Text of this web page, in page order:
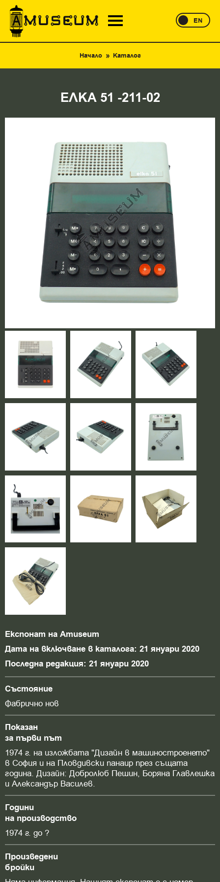
EN
Начало Каталог
ЕЛКА 51 -211-02
Експонат на Amuseum
Дата на включване в каталога: 21 януари 2020
Последна редакция: 21 януари 2020
Състояние
Фабрично нов
Показан
за първи път
1974 г. на изложбата "Дизайн в машиностроенето"
в София и на Пловдивски панаир през същата
година. Дизайн: Добролюб Пешин, Боряна Главлешка
и Александър Василев.
Години
на производство
1974 г. до ?
Произведени
бройки